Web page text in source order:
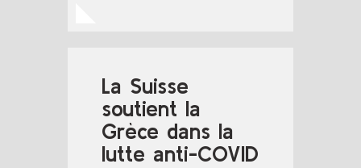
La Suisse
soutient la
Grèce dans la
lutte anti-COVID